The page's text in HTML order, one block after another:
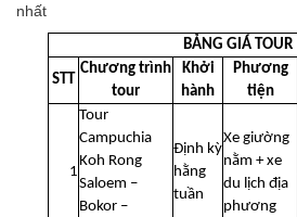
nhất
BẢNG GIÁ TOUR
STT
Chương trình
tour
Khởi
hành
Phương
tiện
1
Tour
Campuchia
Koh Rong
Saloem –
Bokor –
Định kỳ
hằng
tuần
Xe giường
nằm + xe
du lịch địa
phương